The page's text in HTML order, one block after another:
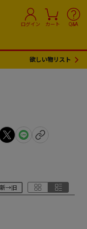
ログイン カート Q&A
欲しい物リスト